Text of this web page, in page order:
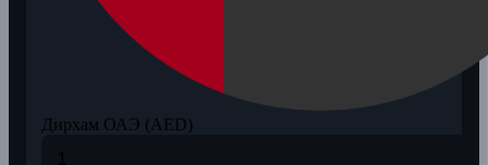
Дирхам ОАЭ (AED)